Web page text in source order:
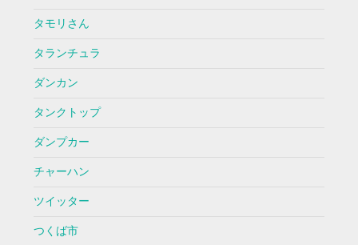
タモリさん
タランチュラ
ダンカン
タンクトップ
ダンプカー
チャーハン
ツイッター
つくば市